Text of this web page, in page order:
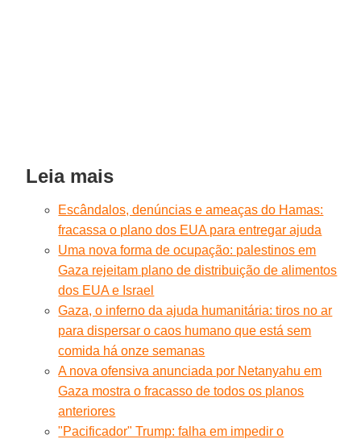
Leia mais
Escândalos, denúncias e ameaças do Hamas:
fracassa o plano dos EUA para entregar ajuda
Uma nova forma de ocupação: palestinos em
Gaza rejeitam plano de distribuição de alimentos
dos EUA e Israel
Gaza, o inferno da ajuda humanitária: tiros no ar
para dispersar o caos humano que está sem
comida há onze semanas
A nova ofensiva anunciada por Netanyahu em
Gaza mostra o fracasso de todos os planos
anteriores
"Pacificador" Trump: falha em impedir o